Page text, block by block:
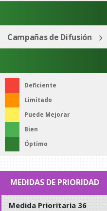
Campañas de Difusión
Deficiente
Limitado
Puede Mejorar
Bien
Óptimo
MEDIDAS DE PRIORIDAD
Medida Prioritaria 36